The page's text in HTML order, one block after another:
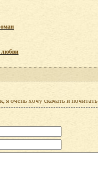
любви
я очень хочу скачать и почитать